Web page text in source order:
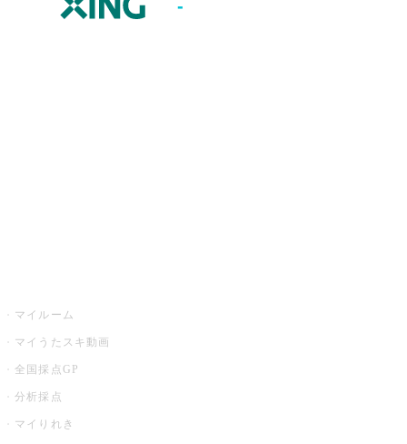
マイルーム
マイうたスキ動画
全国採点GP
分析採点
マイりれき